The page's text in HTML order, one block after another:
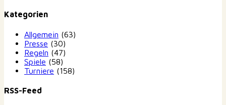
Kategorien
Allgemein (63)
Presse (30)
Regeln (47)
Spiele (58)
Turniere (158)
RSS-Feed